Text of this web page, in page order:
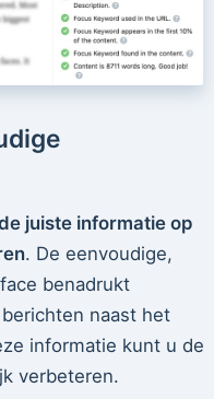
juiste informatie op
. De eenvoudige,
benadrukt
naast het
informatie kunt u de
verbeteren.